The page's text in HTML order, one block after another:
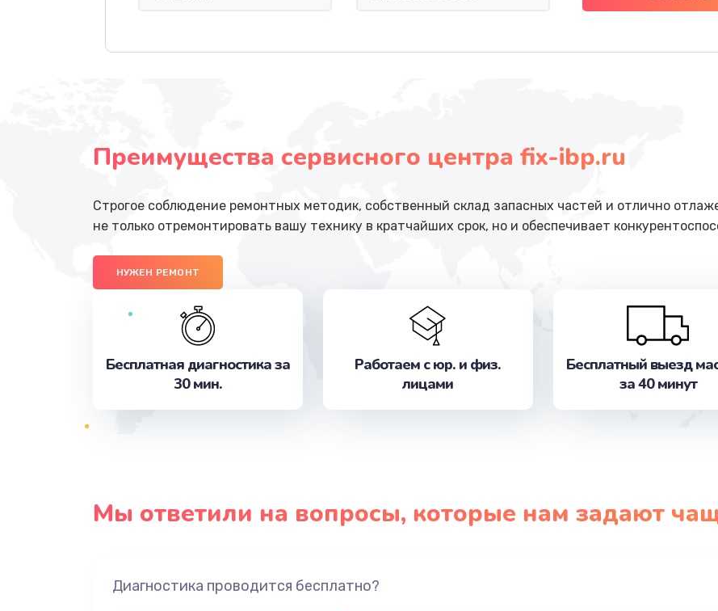
Преимущества сервисного центра fix-ibp.ru
Строгое соблюдение ремонтных методик, собственный склад запасных частей и отлично
не только отремонтировать вашу технику в кратчайших срок, но и обеспечивает
НУЖЕН РЕМОНТ
Бесплатная диагностика за
30 мин.
Работаем с юр. и физ.
лицами
Бесплатный выезд
за 40 минут
Мы ответили на вопросы, которые нам задают
Диагностика проводится бесплатно?